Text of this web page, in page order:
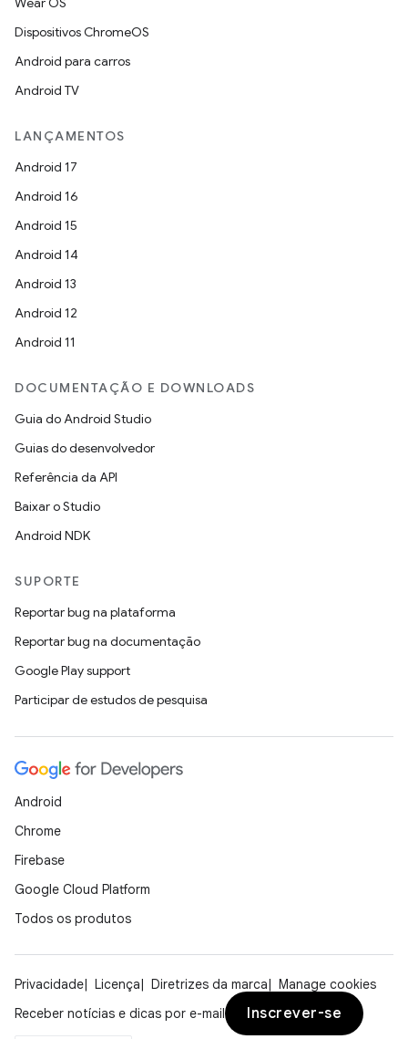
Dispositivos ChromeOS
Android para carros
Android TV
LANÇAMENTOS
Android 17
Android 16
Android 15
Android 14
Android 13
Android 12
Android 11
DOCUMENTAÇÃO E DOWNLOADS
Guia do Android Studio
Guias do desenvolvedor
Referência da API
Baixar o Studio
Android NDK
SUPORTE
Reportar bug na plataforma
Reportar bug na documentação
Google Play support
Participar de estudos de pesquisa
Android
Chrome
Firebase
Google Cloud Platform
Todos os produtos
Privacidade Licença Diretrizes da marca
Manage cookies
Receber notícias e dicas por e-mail
Inscrever-se